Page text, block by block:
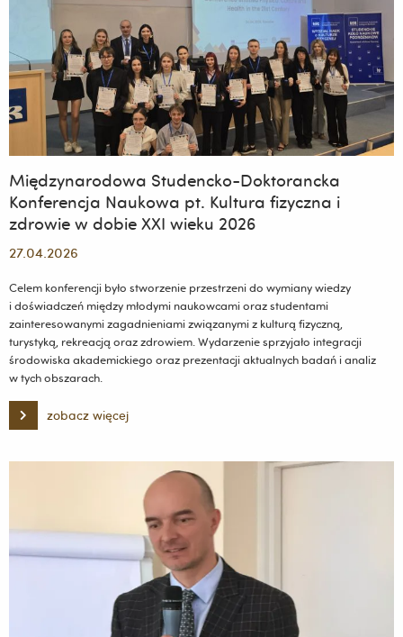
Międzynarodowa Studencko-Doktorancka
Konferencja Naukowa pt. Kultura fizyczna i
zdrowie w dobie XXI wieku 2026
27.04.2026
Celem konferencji było stworzenie przestrzeni do wymiany wiedzy
i doświadczeń między młodymi naukowcami oraz studentami
zainteresowanymi zagadnieniami związanymi z kulturą fizyczną,
turystyką, rekreacją oraz zdrowiem. Wydarzenie sprzyjało integracji
środowiska akademickiego oraz prezentacji aktualnych badań i analiz
w tych obszarach.
zobacz więcej
Międzynarodowa
Studencko-
Konferencja
zdrowie
w
dobie